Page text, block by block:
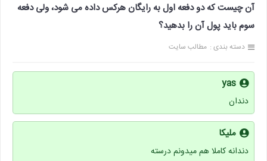
آن چیست که دو دفعه اول به رایگان هرکس داده می شود، ولی دفعه
سوم باید پول آن را بدهید؟
دسته بندی : مطالب سایت
yas
دندان
ملیکا
دندانه کاملا هم میدونم درسته